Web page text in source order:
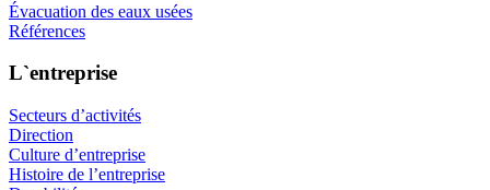
Évacuation des eaux usées
Références
L`entreprise
Secteurs d’activités
Direction
Culture d’entreprise
Histoire de l’entreprise